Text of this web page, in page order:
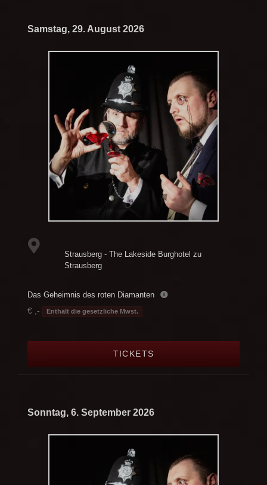
Samstag, 29. August 2026
Strausberg - The Lakeside Burghotel zu
Strausberg
Das Geheimnis des roten Diamanten
€ ,- Enthält die gesetzliche Mwst.
TICKETS
Sonntag, 6. September 2026